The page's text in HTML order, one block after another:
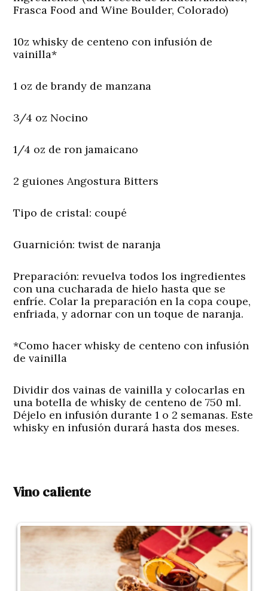
Frasca Food and Wine Boulder, Colorado)
10z whisky de centeno con infusión de
vainilla*
1 oz de brandy de manzana
3/4 oz Nocino
1/4 oz de ron jamaicano
2 guiones Angostura Bitters
Tipo de cristal: coupé
Guarnición: twist de naranja
Preparación: revuelva todos los ingredientes
con una cucharada de hielo hasta que se
enfríe. Colar la preparación en la copa coupe,
enfriada, y adornar con un toque de naranja.
*Como hacer whisky de centeno con infusión
de vainilla
Dividir dos vainas de vainilla y colocarlas en
una botella de whisky de centeno de 750 ml.
Déjelo en infusión durante 1 o 2 semanas. Este
whisky en infusión durará hasta dos meses.
Vino caliente